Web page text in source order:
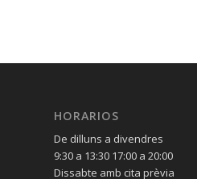
HORARIOS
De dilluns a divendres
9:30 a 13:30 17:00 a 20:00
Dissabte amb cita prèvia